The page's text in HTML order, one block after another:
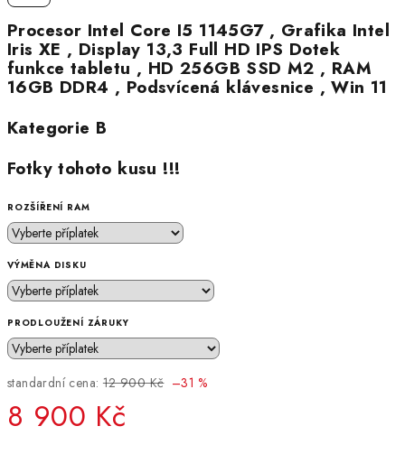
Procesor Intel Core I5 1145G7 , Grafika Intel
Iris XE , Display 13,3 Full HD IPS Dotek
funkce tabletu , HD 256GB SSD M2 , RAM
16GB DDR4 , Podsvícená klávesnice , Win 11
Kategorie B
Fotky tohoto kusu !!!
ROZŠÍŘENÍ RAM
VÝMĚNA DISKU
PRODLOUŽENÍ ZÁRUKY
standardní cena: 12 900 Kč –31 %
8 900 Kč